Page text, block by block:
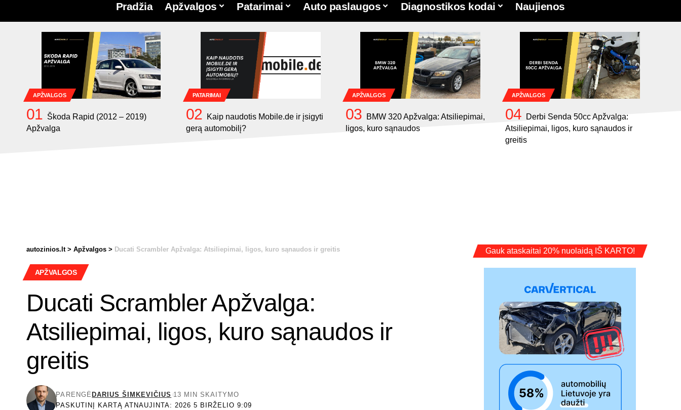
Pradžia Apžvalgos Patarimai Auto paslaugos Diagnostikos kodai Naujienos
APŽVALGOS
Škoda Rapid (2012 – 2019)
Apžvalga
PATARIMAI
Kaip naudotis Mobile.de ir įsigyti
gerą automobilį?
APŽVALGOS
BMW 320 Apžvalga: Atsiliepimai,
ligos, kuro sąnaudos
APŽVALGOS
Derbi Senda 50cc Apžvalga:
Atsiliepimai, ligos, kuro sąnaudos ir
greitis
autozinios.lt> Apžvalgos > Ducati Scrambler Apžvalga: Atsiliepimai, ligos, kuro sąnaudos ir greitis
APŽVALGOS
Ducati Scrambler Apžvalga:
Atsiliepimai, ligos, kuro sąnaudos ir
greitis
PASKUTINĮ KARTĄ ATNAUJINTA: 2026 5 BIRŽELIO 9:09
PARENGĖ DARIUS ŠIMKEVIČIUS 13 MIN SKAITYMO
Gauk ataskaitai 20% nuolaidą IŠ KARTO!